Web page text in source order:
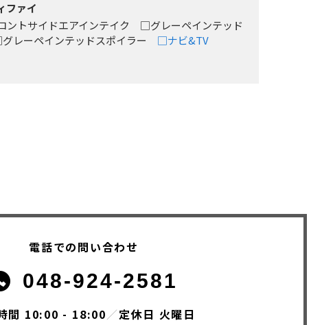
ファイ
ントサイドエアインテイク □グレーペインテッド
レーペインテッドスポイラー □ナビ&TV
電話での問い合わせ
048-924-2581
間 10:00 - 18:00／定休日 火曜日